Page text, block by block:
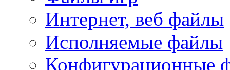
Интернет, веб файлы
Исполняемые файлы
Конфигурационные